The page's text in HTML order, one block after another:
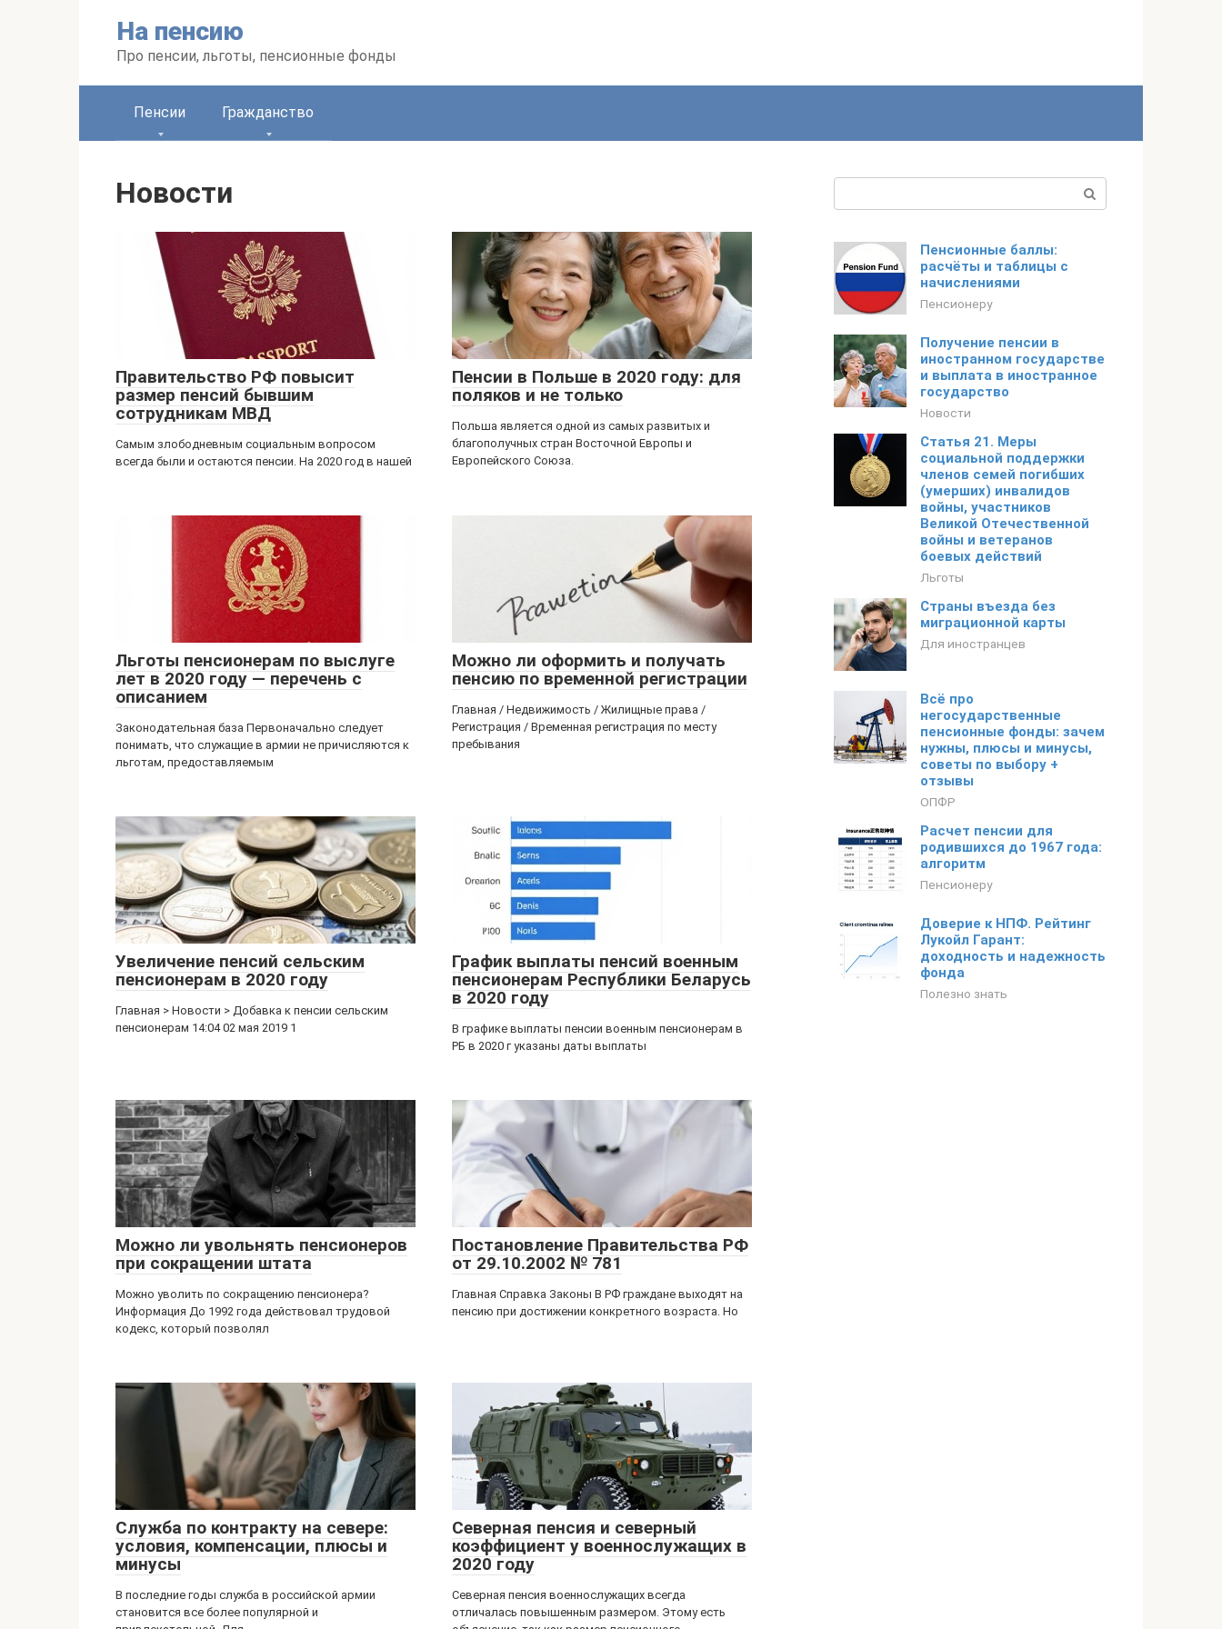
На пенсию
Про пенсии, льготы, пенсионные фонды
Пенсии Гражданство
Новости
Правительство РФ повысит
размер пенсий бывшим
сотрудникам МВД
Самым злободневным социальным вопросом
всегда были и остаются пенсии. На 2020 год в нашей
Пенсии в Польше в 2020 году: для
поляков и не только
Польша является одной из самых развитых и
благополучных стран Восточной Европы и
Европейского Союза.
Льготы пенсионерам по выслуге
лет в 2020 году — перечень с
описанием
Законодательная база Первоначально следует
понимать, что служащие в армии не причисляются к
льготам, предоставляемым
Можно ли оформить и получать
пенсию по временной регистрации
Главная / Недвижимость / Жилищные права /
Регистрация / Временная регистрация по месту
пребывания
Увеличение пенсий сельским
пенсионерам в 2020 году
Главная > Новости > Добавка к пенсии сельским
пенсионерам 14:04 02 мая 2019 1
График выплаты пенсий военным
пенсионерам Республики Беларусь
в 2020 году
В графике выплаты пенсии военным пенсионерам в
РБ в 2020 г указаны даты выплаты
Можно ли увольнять пенсионеров
при сокращении штата
Можно уволить по сокращению пенсионера?
Информация До 1992 года действовал трудовой
кодекс, который позволял
Постановление Правительства РФ
от 29.10.2002 № 781
Главная Справка Законы В РФ граждане выходят на
пенсию при достижении конкретного возраста. Но
Служба по контракту на севере:
условия, компенсации, плюсы и
минусы
В последние годы служба в российской армии
становится все более популярной и
Северная пенсия и северный
коэффициент у военнослужащих в
2020 году
Северная пенсия военнослужащих всегда
отличалась повышенным размером. Этому есть
Пенсионные баллы:
расчёты и таблицы с
начислениями
Пенсионеру
Получение пенсии в
иностранном государстве
и выплата в иностранное
государство
Новости
Статья 21. Меры
социальной поддержки
членов семей погибших
(умерших) инвалидов
войны, участников
Великой Отечественной
войны и ветеранов
боевых действий
Льготы
Страны въезда без
миграционной карты
Для иностранцев
Всё про
негосударственные
пенсионные фонды: зачем
нужны, плюсы и минусы,
советы по выбору +
отзывы
ОПФР
Расчет пенсии для
родившихся до 1967 года:
алгоритм
Пенсионеру
Доверие к НПФ. Рейтинг
Лукойл Гарант:
доходность и надежность
фонда
Полезно знать